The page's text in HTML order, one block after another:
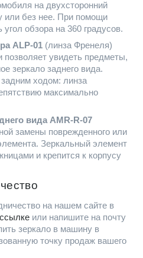
на двухсторонний
или без нее. При помощи
обзора на 360 градусов.
ALP-01 (линза Френеля)
позволяет увидеть предметы,
зеркало заднего вида.
ходом: линза
максимально
вида AMR-R-07
замены поврежденного или
Зеркальный элемент
и крепится к корпусу
на нашем сайте в
или напишите на почту
зеркало в машину в
точку продаж вашего